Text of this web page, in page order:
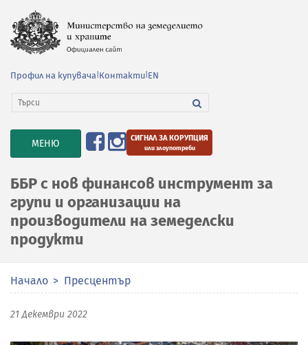
Профил на купувача Контакти EN
TOGGLE
NAVIGATION
МЕНЮ СИГНАЛ ЗА КОРУПЦИЯ
или злоупотреби
ББР с нов финансов инструмент за
групи и организации на
производители на земеделски
продукти
Начало Пресцентър
21 Декември 2022